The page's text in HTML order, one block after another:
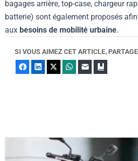
bagages arrière, top-case, chargeur
batterie) sont également proposés
aux besoins de mobilité urbaine.
SI VOUS AIMEZ CET ARTICLE,
FacebookLinkedIn WhatsApp
E-mail